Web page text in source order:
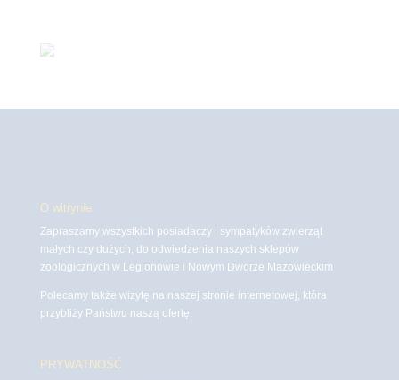
O witrynie
Zapraszamy wszystkich posiadaczy i sympatyków zwierząt
małych czy dużych, do odwiedzenia naszych sklepów
zoologicznych w Legionowie i Nowym Dworze Mazowieckim
Polecamy także wizytę na naszej stronie internetowej, która
przybliży Państwu naszą ofertę.
PRYWATNOŚĆ